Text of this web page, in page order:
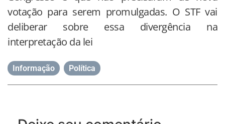
votação para serem promulgadas. O STF vai
deliberar sobre essa divergência na
interpretação da lei
Informação Política